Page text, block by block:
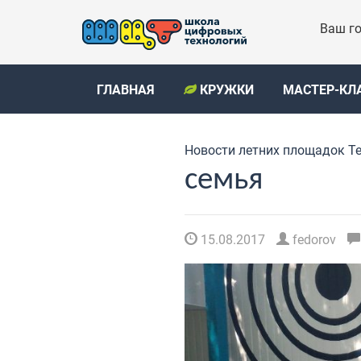
Ваш
ГЛАВНАЯ КРУЖКИ МАСТЕР-
Новости летних площадок
семья
15.08.2017 fedorov